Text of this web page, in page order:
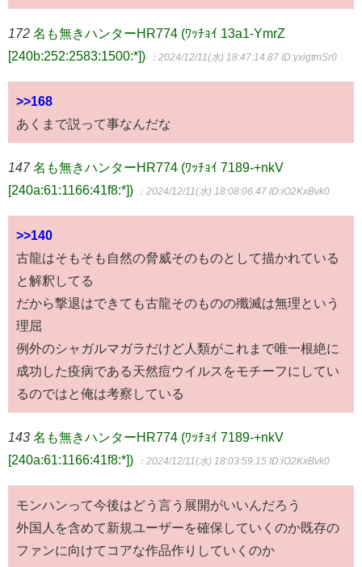
172 名も無きハンターHR774 (ﾜｯﾁｮｲ 13a1-YmrZ
[240b:252:2583:1500:*])
：2024/12/11(水) 18:47:14.87 ID:yxigtmSr0
>>168
あくまで説って事なんだな
147 名も無きハンターHR774 (ﾜｯﾁｮｲ 7189-+nkV
[240a:61:1166:41f8:*])
：2024/12/11(水) 18:08:06.47 ID:iO2KxBvk0
>>140
古龍はそもそも自然の脅威そのものとして描かれている
と解釈してる
だから撃退はできても古龍そのものの殲滅は無理という
理屈
例外のシャガルマガラだけど人類がこれまで唯一根絶に
成功した疫病である天然痘ウイルスをモチーフにしてい
るのではと俺は考察している
143 名も無きハンターHR774 (ﾜｯﾁｮｲ 7189-+nkV
[240a:61:1166:41f8:*])
：2024/12/11(水) 18:03:59.15 ID:iO2KxBvk0
モンハンって今後はどう言う展開がいいんだろう
外国人を含めて新規ユーザーを確保していくのか既存の
ファンに向けてコアな作品作りしていくのか